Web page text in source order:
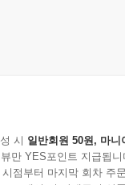
시 일반회원 50원, 마니
만 YES포인트 지급됩니
점부터 마지막 회차 주